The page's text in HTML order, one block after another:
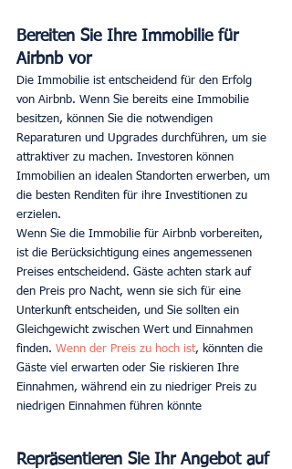
Bereiten Sie Ihre Immobilie für
Airbnb vor
Die Immobilie ist entscheidend für den Erfolg
von Airbnb. Wenn Sie bereits eine Immobilie
besitzen, können Sie die notwendigen
Reparaturen und Upgrades durchführen, um sie
attraktiver zu machen. Investoren können
Immobilien an idealen Standorten erwerben, um
die besten Renditen für ihre Investitionen zu
erzielen.
Wenn Sie die Immobilie für Airbnb vorbereiten,
ist die Berücksichtigung eines angemessenen
Preises entscheidend. Gäste achten stark auf
den Preis pro Nacht, wenn sie sich für eine
Unterkunft entscheiden, und Sie sollten ein
Gleichgewicht zwischen Wert und Einnahmen
finden. Wenn der Preis zu hoch ist, könnten die
Gäste viel erwarten oder Sie riskieren Ihre
Einnahmen, während ein zu niedriger Preis zu
niedrigen Einnahmen führen könnte
Repräsentieren Sie Ihr Angebot auf